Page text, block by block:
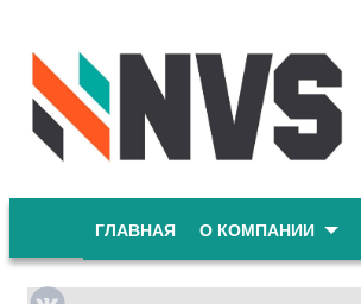
ГЛАВНАЯ О КОМПАНИИ